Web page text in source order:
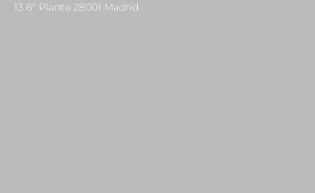
13 6º Planta 28001 Madrid